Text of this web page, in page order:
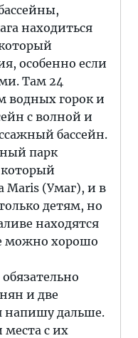
находиться
особенно если
Там 24
водных горок и
с волной и
бассейн.
парк
который
Maris (Умаг), и в
детям, но
находятся
можно хорошо
и две
напишу дальше.
места с их